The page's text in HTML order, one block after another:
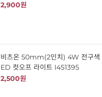
2,900원
비츠온 50mm(2인치) 4W 전구색
ED 컷오프 라이트 I451395
2,500원